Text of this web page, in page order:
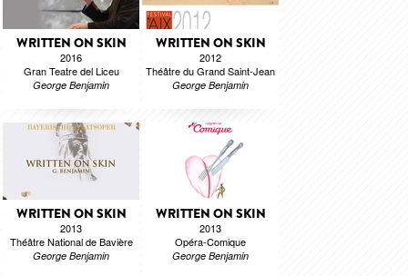
WRITTEN ON SKIN
2016
Gran Teatre del Liceu
George Benjamin
WRITTEN ON SKIN
2012
Théâtre du Grand Saint-Jean
George Benjamin
WRITTEN ON SKIN
2013
Théâtre National de Bavière
George Benjamin
WRITTEN ON SKIN
2013
Opéra-Comique
George Benjamin